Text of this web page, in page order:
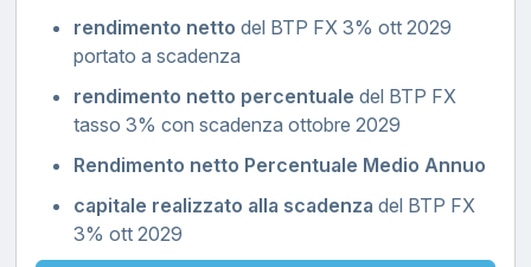
rendimento netto del BTP FX 3% ott 2029
portato a scadenza
rendimento netto percentuale del BTP FX
tasso 3% con scadenza ottobre 2029
Rendimento netto Percentuale Medio Annuo
capitale realizzato alla scadenza del BTP FX
3% ott 2029